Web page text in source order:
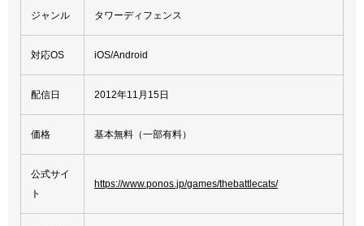
ジャンル タワーディフェンス
対応OS iOS/Android
配信日 2012年11月15日
価格 基本無料（一部有料）
公式サイ
ト
https://www.ponos.jp/games/thebattlecats/